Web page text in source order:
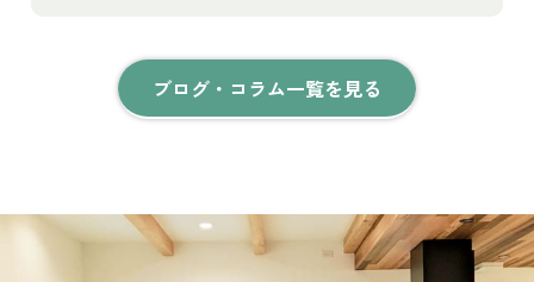
ブログ・コラム一覧を見る